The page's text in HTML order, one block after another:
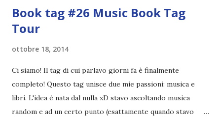
Book tag #26 Music Book Tag
Tour
ottobre 18, 2014
Ci siamo! Il tag di cui parlavo giorni fa è finalmente
completo! Questo tag unisce due mie passioni: musica e
libri. L'idea è nata dal nulla xD stavo ascoltando musica
random e ad un certo punto (esattamente quando stavo